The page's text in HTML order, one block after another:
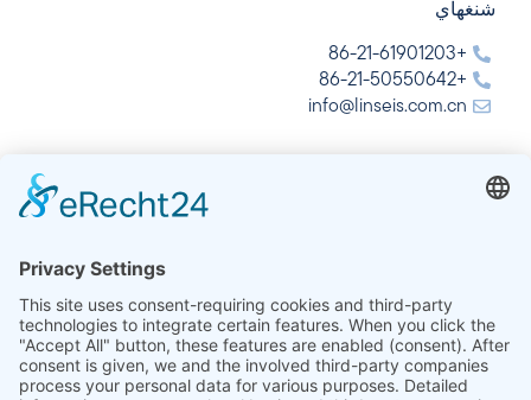
شنغهاي
+86-21-61901203
+86-21-50550642
info@linseis.com.cn
الهند
+91-11-42883851
sales@linseis.in